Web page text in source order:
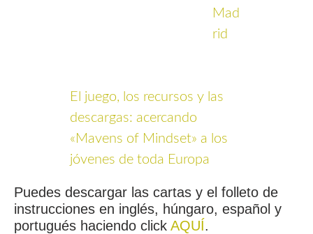
Mad
rid
El juego, los recursos y las
descargas: acercando
«Mavens of Mindset» a los
jóvenes de toda Europa
Puedes descargar las cartas y el folleto de
instrucciones en inglés, húngaro, español y
portugués haciendo click AQUÍ.